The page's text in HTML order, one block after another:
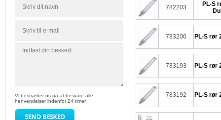
Vi bestræber os på at besvare alle
henvendelser indenfor 24 timer.
782203
PL-S
783200 PL-S rør
783193 PL-S rør
783192 PL-S rør